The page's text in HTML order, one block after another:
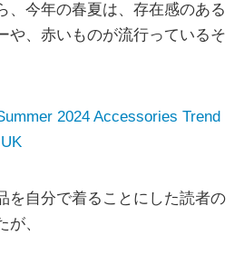
、今年の春夏は、存在感のある
や、赤いものが流行っているそ
2024 Accessories Trend
を自分で着ることにした読者の
、